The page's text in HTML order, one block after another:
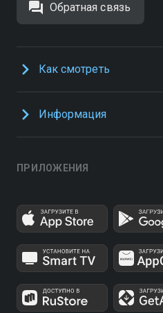
Обратная связь
Как смотреть
Информация
ПРИЛОЖЕНИЯ